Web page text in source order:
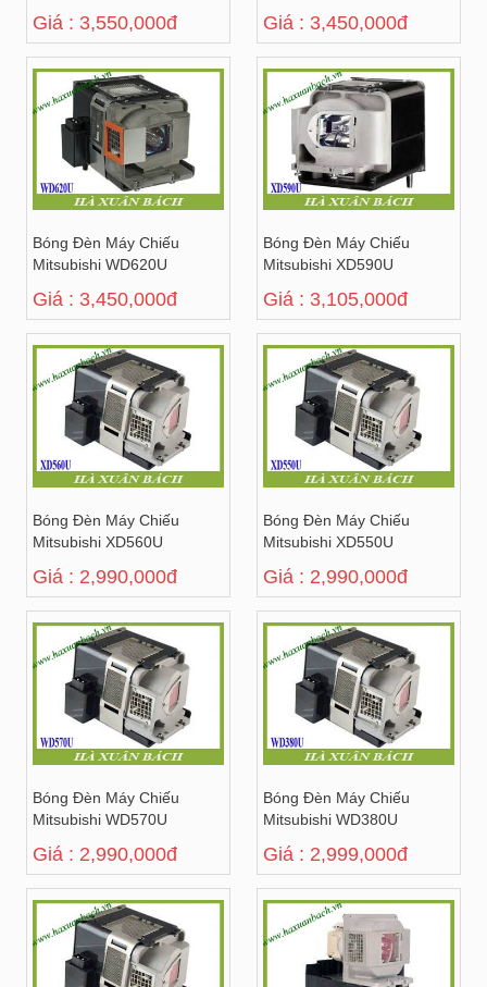
Giá : 3,550,000đ Giá : 3,450,000đ
Bóng Đèn Máy Chiếu
Mitsubishi WD620U
Giá : 3,450,000đ
Bóng Đèn Máy Chiếu
Mitsubishi XD590U
Giá : 3,105,000đ
Bóng Đèn Máy Chiếu
Mitsubishi XD560U
Giá : 2,990,000đ
Bóng Đèn Máy Chiếu
Mitsubishi XD550U
Giá : 2,990,000đ
Bóng Đèn Máy Chiếu
Mitsubishi WD570U
Giá : 2,990,000đ
Bóng Đèn Máy Chiếu
Mitsubishi WD380U
Giá : 2,999,000đ